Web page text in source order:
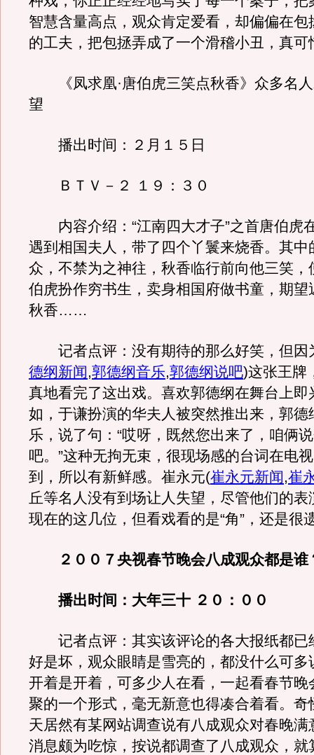
智慧含量高点，观众肯定爱看，却偏偏在包
的工夫，把包拯弄成了一个滑稽小丑，真可
《凤求凰·唐伯虎三笑点秋香》众多名人
望
播出时间：２月１５日
ＢＴＶ－２ １９：３０
内容介绍：“江南四大才子”之首唐伯虎
遇到相国夫人，带了四个丫鬟来烧香。其中
众，不禁为之神往，秋香临行前向他三笑，
伯虎扮作穷书生，卖身相国府做书童，期望
秋香……
记者点评：没有期待的那么好笑，但因
德纲新闻,郭德纲音乐,郭德纲说吧)这张王牌
真地看完了这出戏。喜欢郭德纲在舞台上即
如，于谦扮演的华夫人被突然推出来，郭德
乐，说了句：“哎呀，既然您出来了，咱俩
吧。”这种无拘无束，很现场感的台词在电
到，所以有新鲜感。崔永元(崔永元新闻,崔
丘等名人没有到场让人失望，尽管他们的表
现在的这几位，但看戏看的是“角”，还是很
２００７央视春节晚会八成观众都是谁
播出时间：大年三十 ２０：００
记者点评：其实该评论的各大报纸都已
好是坏，观众眼睛是雪亮的，都没什么可多
开着是开着，可多少人在看，一起看春节晚
聚的一个形式，毫无新意也得凑合着看。奇
天居然有某网站调查说有八成观众对春晚满
消息颇为吃惊，按说都调查了八成观众，就